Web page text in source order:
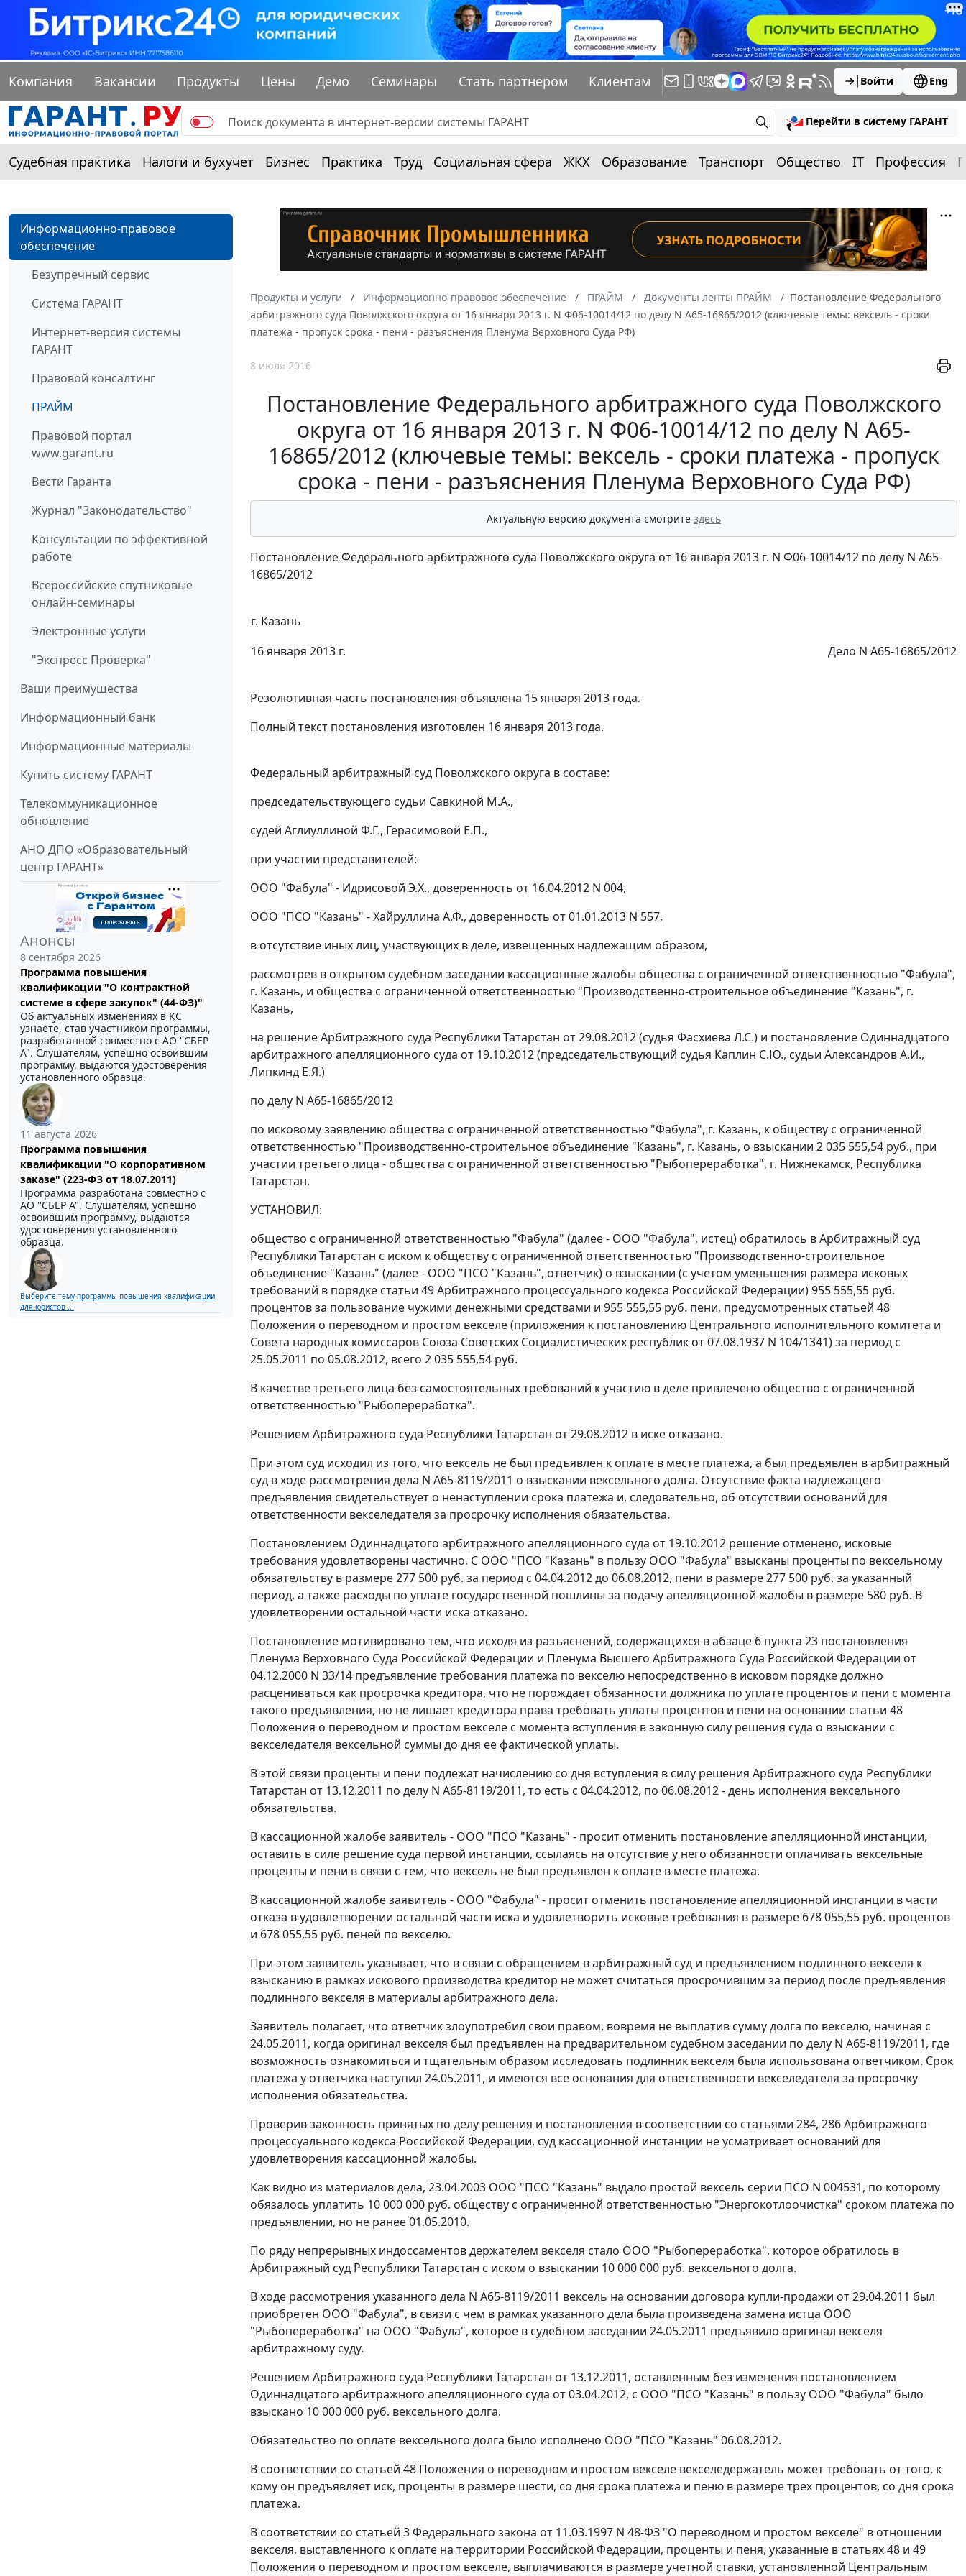
Компания Вакансии Продукты Цены Демо Семинары Стать партнером Клиентам Войти Eng
Перейти в систему ГАРАНТ
Судебная практика Налоги и бухучет Бизнес Практика Труд Социальная сфера ЖКХ Образование Транспорт Общество IT Профессия
Информационно-правовое
обеспечение
Безупречный сервис
Система ГАРАНТ
Интернет-версия системы
ГАРАНТ
Правовой консалтинг
ПРАЙМ
Правовой портал
www.garant.ru
Вести Гаранта
Журнал "Законодательство"
Консультации по эффективной
работе
Всероссийские спутниковые
онлайн-семинары
Электронные услуги
"Экспресс Проверка"
Ваши преимущества
Информационный банк
Информационные материалы
Купить систему ГАРАНТ
Телекоммуникационное
обновление
АНО ДПО «Образовательный
центр ГАРАНТ»
Анонсы
8 сентября 2026
Программа повышения
квалификации "О контрактной
системе в сфере закупок" (44-ФЗ)"
Об актуальных изменениях в КС
узнаете, став участником программы,
разработанной совместно с АО ''СБЕР
А". Слушателям, успешно освоившим
программу, выдаются удостоверения
установленного образца.
11 августа 2026
Программа повышения
квалификации "О корпоративном
заказе" (223-ФЗ от 18.07.2011)
Программа разработана совместно с
АО ''СБЕР А". Слушателям, успешно
освоившим программу, выдаются
удостоверения установленного
образца.
Выберите тему программы повышения квалификации
для юристов ...
Продукты и услуги Информационно-правовое обеспечение ПРАЙМ Документы ленты ПРАЙМ
Постановление Федерального
арбитражного суда Поволжского округа от 16 января 2013 г. N Ф06-10014/12 по делу N А65-16865/2012 (ключевые темы: вексель - сроки
платежа - пропуск срока - пени - разъяснения Пленума Верховного Суда РФ)
8 июля 2016
Постановление Федерального арбитражного суда Поволжского
округа от 16 января 2013 г. N Ф06-10014/12 по делу N А65-
16865/2012 (ключевые темы: вексель - сроки платежа - пропуск
срока - пени - разъяснения Пленума Верховного Суда РФ)
Актуальную версию документа смотрите здесь
Постановление Федерального арбитражного суда Поволжского округа от 16 января 2013 г. N Ф06-10014/12 по делу N А65-
16865/2012
г. Казань
16 января 2013 г.
Дело N А65-16865/2012
Резолютивная часть постановления объявлена 15 января 2013 года.
Полный текст постановления изготовлен 16 января 2013 года.
Федеральный арбитражный суд Поволжского округа в составе:
председательствующего судьи Савкиной М.А.,
судей Аглиуллиной Ф.Г., Герасимовой Е.П.,
при участии представителей:
ООО "Фабула" - Идрисовой Э.Х., доверенность от 16.04.2012 N 004,
ООО "ПСО "Казань" - Хайруллина А.Ф., доверенность от 01.01.2013 N 557,
в отсутствие иных лиц, участвующих в деле, извещенных надлежащим образом,
рассмотрев в открытом судебном заседании кассационные жалобы общества с ограниченной ответственностью "Фабула",
г. Казань, и общества с ограниченной ответственностью "Производственно-строительное объединение "Казань", г.
Казань,
на решениеАрбитражного суда Республики Татарстан от 29.08.2012 (судья Фасхиева Л.С.) и постановление Одиннадцатого
арбитражного апелляционного суда от 19.10.2012 (председательствующий судья Каплин С.Ю., судьи Александров А.И.,
Липкинд Е.Я.)
по делу N А65-16865/2012
по исковому заявлению общества с ограниченной ответственностью "Фабула", г. Казань, к обществу с ограниченной
ответственностью "Производственно-строительное объединение "Казань", г. Казань, о взыскании 2 035 555,54 руб., при
участии третьего лица - общества с ограниченной ответственностью "Рыбопереработка", г. Нижнекамск, Республика
Татарстан,
УСТАНОВИЛ:
общество с ограниченной ответственностью "Фабула" (далее - ООО "Фабула", истец) обратилось в Арбитражный суд
Республики Татарстан с иском к обществу с ограниченной ответственностью "Производственно-строительное
объединение "Казань" (далее - ООО "ПСО "Казань", ответчик) о взыскании (с учетом уменьшения размера исковых
требований в порядке статьи 49Арбитражного процессуального кодекса Российской Федерации) 955 555,55 руб.
процентов за пользование чужими денежными средствами и 955 555,55 руб. пени, предусмотренных статьей 48
Положения о переводном и простом векселе (приложения к постановлению Центрального исполнительного комитета и
Совета народных комиссаров Союза Советских Социалистических республик от 07.08.1937 N 104/1341) за период с
25.05.2011 по 05.08.2012, всего 2 035 555,54 руб.
В качестве третьего лица без самостоятельных требований к участию в деле привлечено общество с ограниченной
ответственностью "Рыбопереработка".
Решением Арбитражного суда Республики Татарстан от 29.08.2012 в иске отказано.
При этом суд исходил из того, что вексель не был предъявлен к оплате в месте платежа, а был предъявлен в арбитражный
суд в ходе рассмотрения дела N А65-8119/2011 о взыскании вексельного долга. Отсутствие факта надлежащего
предъявления свидетельствует о ненаступлении срока платежа и, следовательно, об отсутствии оснований для
ответственности векселедателя за просрочку исполнения обязательства.
Постановлением Одиннадцатого арбитражного апелляционного суда от 19.10.2012 решение отменено, исковые
требования удовлетворены частично. С ООО "ПСО "Казань" в пользу ООО "Фабула" взысканы проценты по вексельному
обязательству в размере 277 500 руб. за период с 04.04.2012 до 06.08.2012, пени в размере 277 500 руб. за указанный
период, а также расходы по уплате государственной пошлины за подачу апелляционной жалобы в размере 580 руб. В
удовлетворении остальной части иска отказано.
Постановление мотивировано тем, что исходя из разъяснений, содержащихся вабзаце 6 пункта 23 постановления
Пленума Верховного Суда Российской Федерации и Пленума Высшего Арбитражного Суда Российской Федерации от
04.12.2000 N 33/14 предъявление требования платежа по векселю непосредственно в исковом порядке должно
расцениваться как просрочка кредитора, что не порождает обязанности должника по уплате процентов и пени с момента
такого предъявления, но не лишает кредитора права требовать уплаты процентов и пени на основании статьи 48
Положения о переводном и простом векселе с момента вступления в законную силу решения суда о взыскании с
векселедателя вексельной суммы до дня ее фактической уплаты.
В этой связи проценты и пени подлежат начислению со дня вступления в силу решения Арбитражного суда Республики
Татарстан от 13.12.2011 по делу N А65-8119/2011, то есть с 04.04.2012, по 06.08.2012 - день исполнения вексельного
обязательства.
В кассационной жалобе заявитель - ООО "ПСО "Казань" - просит отменить постановление апелляционной инстанции,
оставить в силе решение суда первой инстанции, ссылаясь на отсутствие у него обязанности оплачивать вексельные
проценты и пени в связи с тем, что вексель не был предъявлен к оплате в месте платежа.
В кассационной жалобе заявитель - ООО "Фабула" - просит отменить постановление апелляционной инстанции в части
отказа в удовлетворении остальной части иска и удовлетворить исковые требования в размере 678 055,55 руб. процентов
и 678 055,55 руб. пеней по векселю.
При этом заявитель указывает, что в связи с обращением в арбитражный суд и предъявлением подлинного векселя к
взысканию в рамках искового производства кредитор не может считаться просрочившим за период после предъявления
подлинного векселя в материалы арбитражного дела.
Заявитель полагает, что ответчик злоупотребил свои правом, вовремя не выплатив сумму долга по векселю, начиная с
24.05.2011, когда оригинал векселя был предъявлен на предварительном судебном заседании по делу N А65-8119/2011, где
возможность ознакомиться и тщательным образом исследовать подлинник векселя была использована ответчиком. Срок
платежа у ответчика наступил 24.05.2011, и имеются все основания для ответственности векселедателя за просрочку
исполнения обязательства.
Проверив законность принятых по делу решения и постановления в соответствии со статьями 284, 286Арбитражного
процессуального кодекса Российской Федерации, суд кассационной инстанции не усматривает оснований для
удовлетворения кассационной жалобы.
Как видно из материалов дела, 23.04.2003 ООО "ПСО "Казань" выдало простой вексель серии ПСО N 004531, по которому
обязалось уплатить 10 000 000 руб. обществу с ограниченной ответственностью "Энергокотлоочистка" сроком платежа по
предъявлении, но не ранее 01.05.2010.
По ряду непрерывных индоссаментов держателем векселя стало ООО "Рыбопереработка", которое обратилось в
Арбитражный суд Республики Татарстан с иском о взыскании 10 000 000 руб. вексельного долга.
В ходе рассмотрения указанного дела N А65-8119/2011 вексель на основании договора купли-продажи от 29.04.2011 был
приобретен ООО "Фабула", в связи с чем в рамках указанного дела была произведена замена истца ООО
"Рыбопереработка" на ООО "Фабула", которое в судебном заседании 24.05.2011 предъявило оригинал векселя
арбитражному суду.
Решением Арбитражного суда Республики Татарстан от 13.12.2011, оставленным без изменения постановлением
Одиннадцатого арбитражного апелляционного суда от 03.04.2012, с ООО "ПСО "Казань" в пользу ООО "Фабула" было
взыскано 10 000 000 руб. вексельного долга.
Обязательство по оплате вексельного долга было исполнено ООО "ПСО "Казань" 06.08.2012.
В соответствии со статьей 48 Положения о переводном и простом векселе векселедержатель может требовать от того, к
кому он предъявляет иск, проценты в размере шести, со дня срока платежа и пеню в размере трех процентов, со дня срока
платежа.
В соответствии со статьей 3Федерального закона от 11.03.1997 N 48-ФЗ "О переводном и простом векселе" в отношении
векселя, выставленного к оплате на территории Российской Федерации, проценты и пеня, указанные в статьях 48 и 49
Положения о переводном и простом векселе, выплачиваются в размере учетной ставки, установленной Центральным